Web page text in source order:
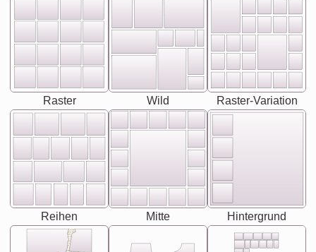
Raster Wild Raster-Variation
Reihen Mitte Hintergrund